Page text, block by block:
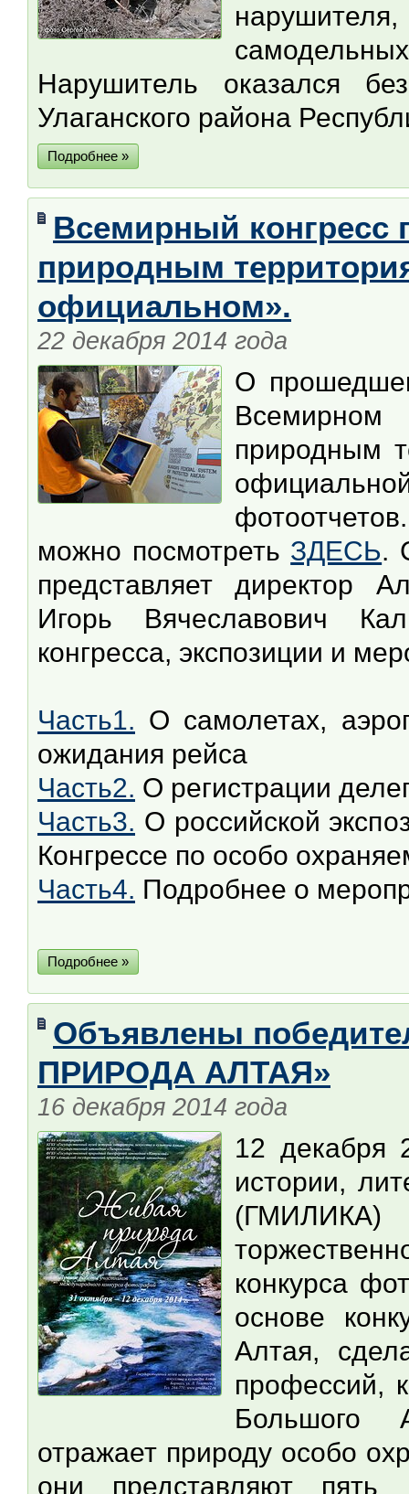
Нарушитель оказался
Улаганского района
Подробнее »
Всемирный конгресс
природным
официальном».
22 декабря 2014 года
О
Всемирном
природным
можно посмотреть ЗДЕСЬ.
представляет директор
Игорь Вячеславович
конгресса, экспозиции и
Часть1. О самолетах,
ожидания рейса
Часть2. О регистрации
Часть3. О российской
Конгрессе по особо
Часть4. Подробнее о
Подробнее »
Объявлены
ПРИРОДА АЛТАЯ»
16 декабря 2014 года
12 декабря
истории,
(ГМИЛИКА)
конкурса
основе
Алтая,
профессий,
Большого
отражает природу особо
они представляют пять